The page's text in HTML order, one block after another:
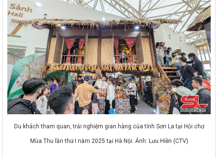
Du khách tham quan, trải nghiệm gian hàng của tỉnh Sơn La tại Hội chợ
Mùa Thu lần thứ I năm 2025 tại Hà Nội. Ảnh: Lưu Hiền (CTV)